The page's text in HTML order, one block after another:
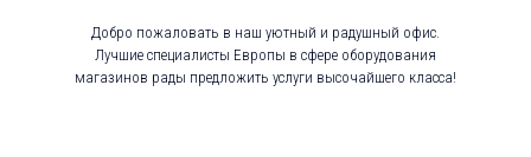
Добро пожаловать в наш уютный и радушный офис.
Лучшие специалисты Европы в сфере оборудования
магазинов рады предложить услуги высочайшего класса!